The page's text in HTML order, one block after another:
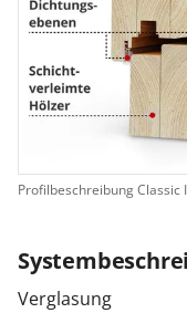
Profilbeschreibung Classic
Verglasung